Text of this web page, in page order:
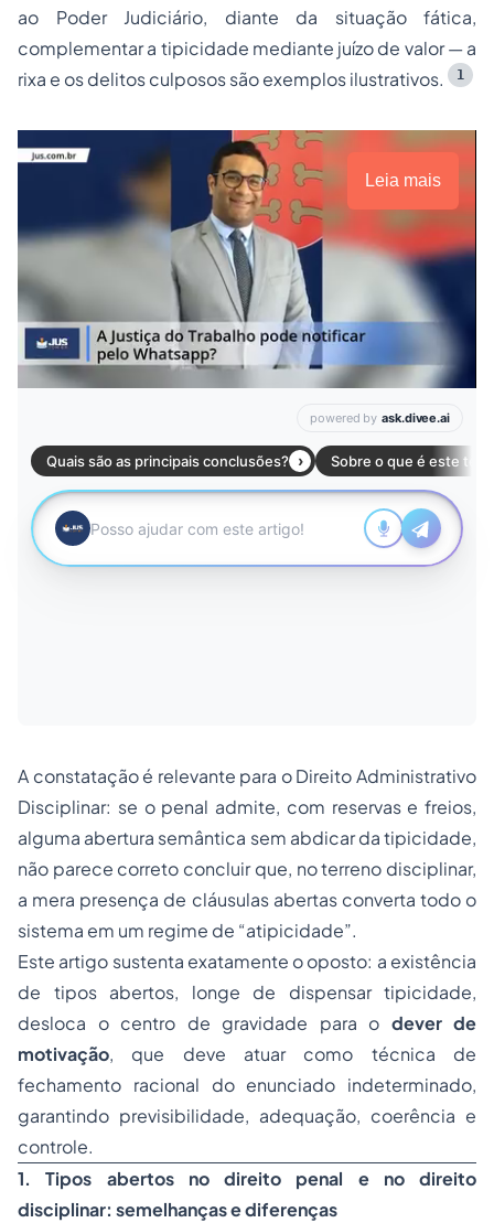
ao Poder Judiciário, diante da situação fática,
complementar a tipicidade mediante juízo de valor — a
rixa e os delitos culposos são exemplos ilustrativos.
1
Leia mais
A constatação é relevante para o Direito Administrativo
Disciplinar: se o penal admite, com reservas e freios,
alguma abertura semântica sem abdicar da tipicidade,
não parece correto concluir que, no terreno disciplinar,
a mera presença de cláusulas abertas converta todo o
sistema em um regime de “atipicidade”.
Este artigo sustenta exatamente o oposto: a existência
de tipos abertos, longe de dispensar tipicidade,
desloca o centro de gravidade para o dever de
motivação, que deve atuar como técnica de
fechamento racional do enunciado indeterminado,
garantindo previsibilidade, adequação, coerência e
controle.
1. Tipos abertos no direito penal e no direito
disciplinar: semelhanças e diferenças